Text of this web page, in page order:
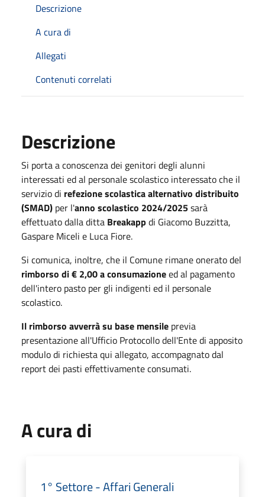
Descrizione
A cura di
Allegati
Contenuti correlati
Descrizione
Si porta a conoscenza dei genitori degli alunni
interessati ed al personale scolastico interessato che il
servizio di refezione scolastica alternativo distribuito
(SMAD) per l'anno scolastico 2024/2025sarà
effettuato dalla ditta Breakapp di Giacomo Buzzitta,
Gaspare Miceli e Luca Fiore.
Si comunica, inoltre, che il Comune rimane onerato del
rimborso di € 2,00 a consumazioneed al pagamento
dell'intero pasto per gli indigenti ed il personale
scolastico.
Il rimborso avverrà su base mensile previa
presentazione all'Ufficio Protocollo dell'Ente di apposito
modulo di richiesta qui allegato, accompagnato dal
report dei pasti effettivamente consumati.
A cura di
1° Settore - Affari Generali